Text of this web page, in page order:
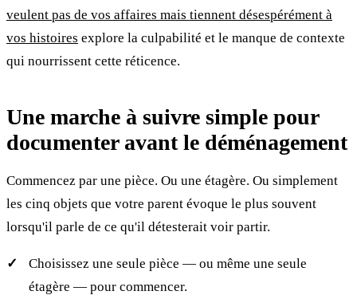
veulent pas de vos affaires mais tiennent désespérément à
vos histoires explore la culpabilité et le manque de contexte
qui nourrissent cette réticence.
Une marche à suivre simple pour
documenter avant le déménagement
Commencez par une pièce. Ou une étagère. Ou simplement
les cinq objets que votre parent évoque le plus souvent
lorsqu'il parle de ce qu'il détesterait voir partir.
Choisissez une seule pièce — ou même une seule
étagère — pour commencer.